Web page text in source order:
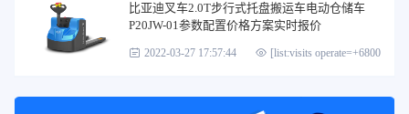
比亚迪叉车2.0T步行式托盘搬运车电动仓储车
P20JW-01参数配置价格方案实时报价
2022-03-27 17:57:44 [list:visits operate=+6800]